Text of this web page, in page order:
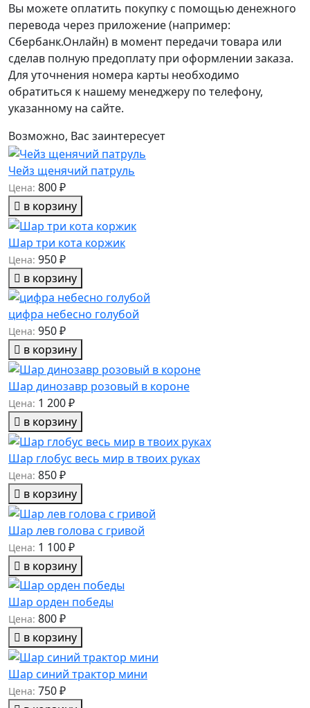
Вы можете оплатить покупку с помощью денежного
перевода через приложение (например:
Сбербанк.Онлайн) в момент передачи товара или
сделав полную предоплату при оформлении заказа.
Для уточнения номера карты необходимо
обратиться к нашему менеджеру по телефону,
указанному на сайте.
Возможно, Вас заинтересует
Чейз щенячий патруль
Цена: 800 ₽
в корзину
Шар три кота коржик
Цена: 950 ₽
в корзину
цифра небесно голубой
Цена: 950 ₽
в корзину
Шар динозавр розовый в короне
Цена: 1 200 ₽
в корзину
Шар глобус весь мир в твоих руках
Цена: 850 ₽
в корзину
Шар лев голова с гривой
Цена: 1 100 ₽
в корзину
Шар орден победы
Цена: 800 ₽
в корзину
Шар синий трактор мини
Цена: 750 ₽